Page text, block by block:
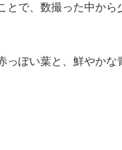
で、数撮った中から
っぽい葉と、鮮やかな